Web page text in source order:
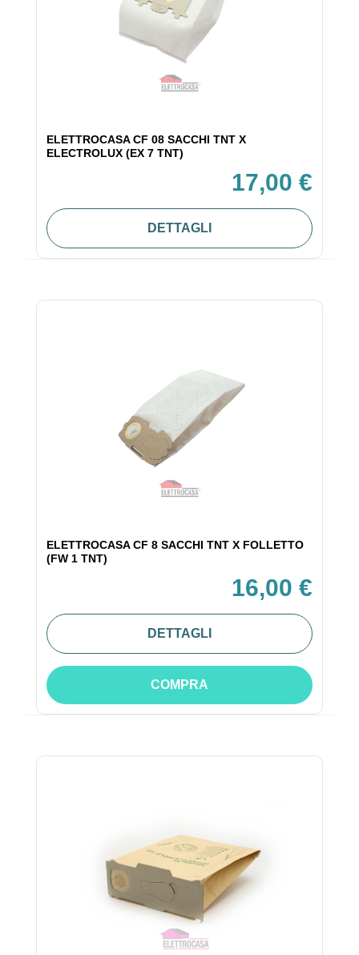
ELETTROCASA CF 08 SACCHI TNT X
ELECTROLUX (EX 7 TNT)
17,00 €
DETTAGLI
ELETTROCASA CF 8 SACCHI TNT X FOLLETTO
(FW 1 TNT)
16,00 €
DETTAGLI
COMPRA